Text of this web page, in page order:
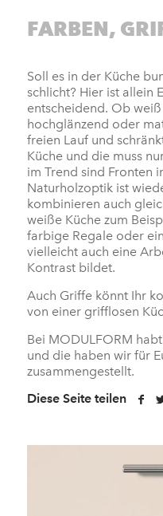
FARBEN,
Soll es in der Küche
schlicht? Hier ist allein
entscheidend. Ob
hochglänzend oder
freien Lauf und
Küche und die muss
im Trend sind Fronten
Naturholzoptik ist
kombinieren auch
weiße Küche zum
farbige Regale oder
vielleicht auch eine
Kontrast bildet.
Auch Griffe könnt Ihr
von einer grifflosen
Bei MODULFORM
und die haben wir für
zusammengestellt.
Diese Seite teilen